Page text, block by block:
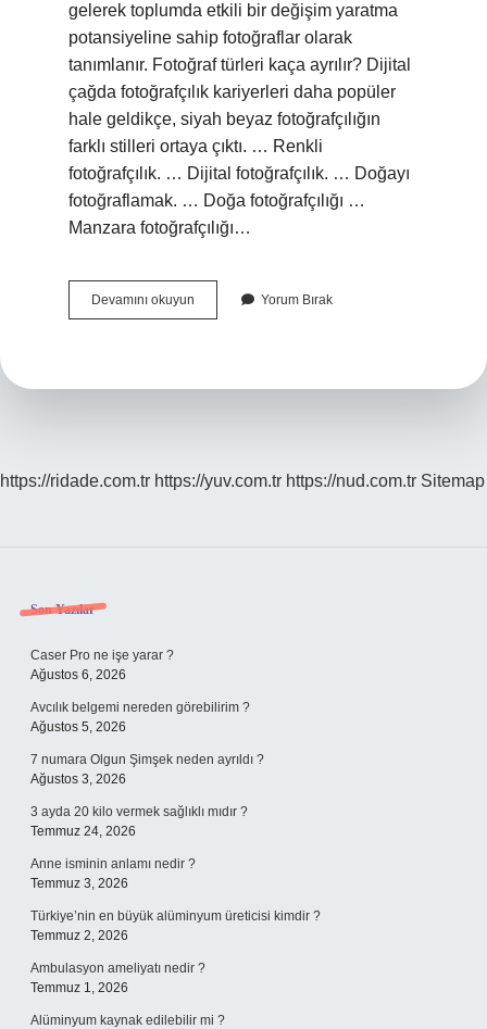
gelerek toplumda etkili bir değişim yaratma
potansiyeline sahip fotoğraflar olarak
tanımlanır. Fotoğraf türleri kaça ayrılır? Dijital
çağda fotoğrafçılık kariyerleri daha popüler
hale geldikçe, siyah beyaz fotoğrafçılığın
farklı stilleri ortaya çıktı. … Renkli
fotoğrafçılık. … Dijital fotoğrafçılık. … Doğayı
fotoğraflamak. … Doğa fotoğrafçılığı …
Manzara fotoğrafçılığı…
Devamını okuyun
Belgesel
Yorum Bırak
https://ridade.com.tr https://yuv.com.tr https://nud.com.tr Sitemap
Sidebar
Son Yazılar
Caser Pro ne işe yarar ?
Ağustos 6, 2026
Avcılık belgemi nereden görebilirim ?
Ağustos 5, 2026
7 numara Olgun Şimşek neden ayrıldı ?
Ağustos 3, 2026
3 ayda 20 kilo vermek sağlıklı mıdır ?
Temmuz 24, 2026
Anne isminin anlamı nedir ?
Temmuz 3, 2026
Türkiye’nin en büyük alüminyum üreticisi kimdir ?
Temmuz 2, 2026
Ambulasyon ameliyatı nedir ?
Temmuz 1, 2026
Alüminyum kaynak edilebilir mi ?